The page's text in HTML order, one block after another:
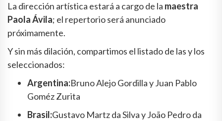
La dirección artística estará a cargo de la maestra
Paola Ávila; el repertorio será anunciado
próximamente.
Y sin más dilación, compartimos el listado de las y los
seleccionados:
Argentina:Bruno Alejo Gordilla y Juan Pablo
Goméz Zurita
Brasil:Gustavo Martz da Silva y João Pedro da